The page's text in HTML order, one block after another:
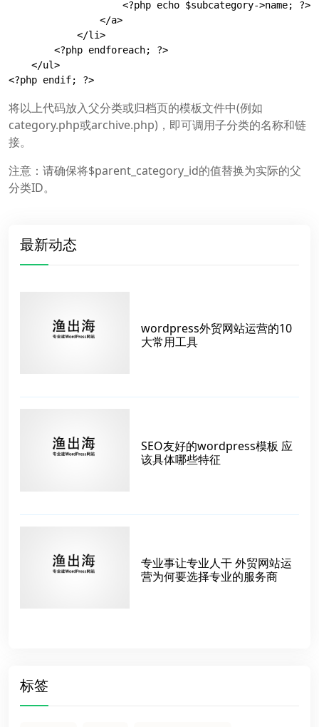
<?php endif; ?>
将以上代码放入父分类或归档页的模板文件中(例如
category.php或archive.php)，即可调用子分类的名称和链
接。
注意：请确保将$parent_category_id的值替换为实际的父
分类ID。
最新动态
wordpress外贸网站运营的10
大常用工具
SEO友好的wordpress模板 应
该具体哪些特征
专业事让专业人干 外贸网站运
营为何要选择专业的服务商
标签